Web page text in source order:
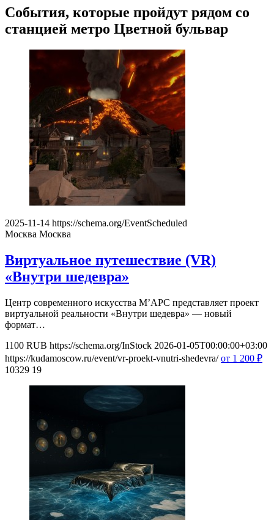
События, которые пройдут рядом со
станцией метро Цветной бульвар
2025-11-14 https://schema.org/EventScheduled
Москва Москва
Виртуальное путешествие (VR)
«Внутри шедевра»
Центр современного искусства М’АРС представляет проект
виртуальной реальности «Внутри шедевра» — новый
формат…
1100 RUB https://schema.org/InStock 2026-01-05T00:00:00+03:00
https://kudamoscow.ru/event/vr-proekt-vnutri-shedevra/ от 1 200 ₽
10329 19